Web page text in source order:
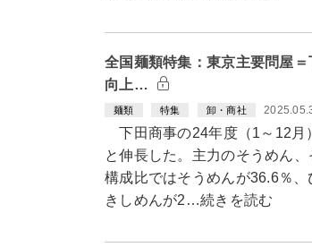
全国麺類特集：東京主要問屋
向上…
麺類 特集 卸・商社
下田商事の24年度（1～12月
と伸長した。主力のそうめん
構成比ではそうめんが36.6％
きしめんが2…続きを読む